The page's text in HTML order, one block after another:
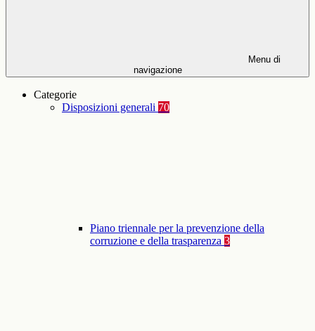
Menu di
navigazione
Categorie
Disposizioni generali 70
Piano triennale per la prevenzione della
corruzione e della trasparenza 3